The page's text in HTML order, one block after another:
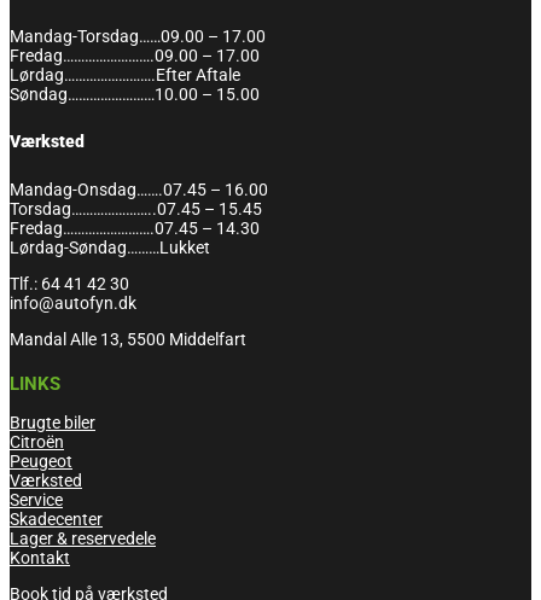
Mandag-Torsdag……09.00 – 17.00
Fredag…………………….09.00 – 17.00
Lørdag…………………….Efter Aftale
Søndag……………………10.00 – 15.00
Værksted
Mandag-Onsdag…….07.45 – 16.00
Torsdag…………………..07.45 – 15.45
Fredag…………………….07.45 – 14.30
Lørdag-Søndag………Lukket
Tlf.: 64 41 42 30
info@autofyn.dk
Mandal Alle 13, 5500 Middelfart
LINKS
Brugte biler
Citroën
Peugeot
Værksted
Service
Skadecenter
Lager & reservedele
Kontakt
Book tid på værksted